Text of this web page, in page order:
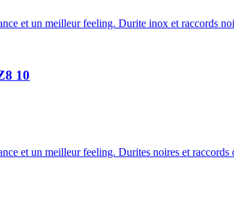
et un meilleur feeling. Durite inox et raccords
10
et un meilleur feeling. Durites noires et